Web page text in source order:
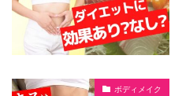
ボディメイク